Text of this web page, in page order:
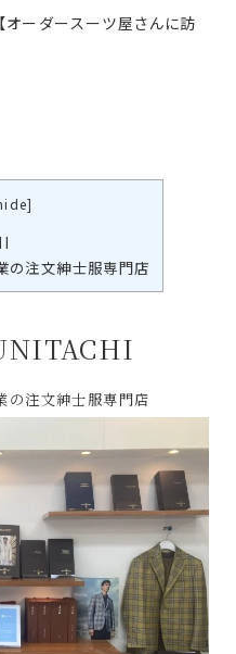
オーダースーツ屋さんに訪
]
の注文紳士服専門店
の注文紳士服専門店